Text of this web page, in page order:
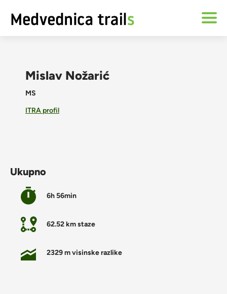
Mislav Nožarić
MS
ITRA profil
Ukupno
6h 56min
62.52 km staze
2329 m visinske razlike